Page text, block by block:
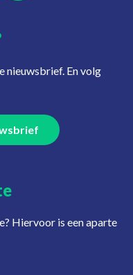
nieuwsbrief. En volg
Hiervoor is een aparte